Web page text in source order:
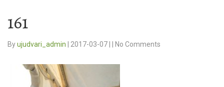
161
Byujudvari_admin 2017-03-07 No Comments